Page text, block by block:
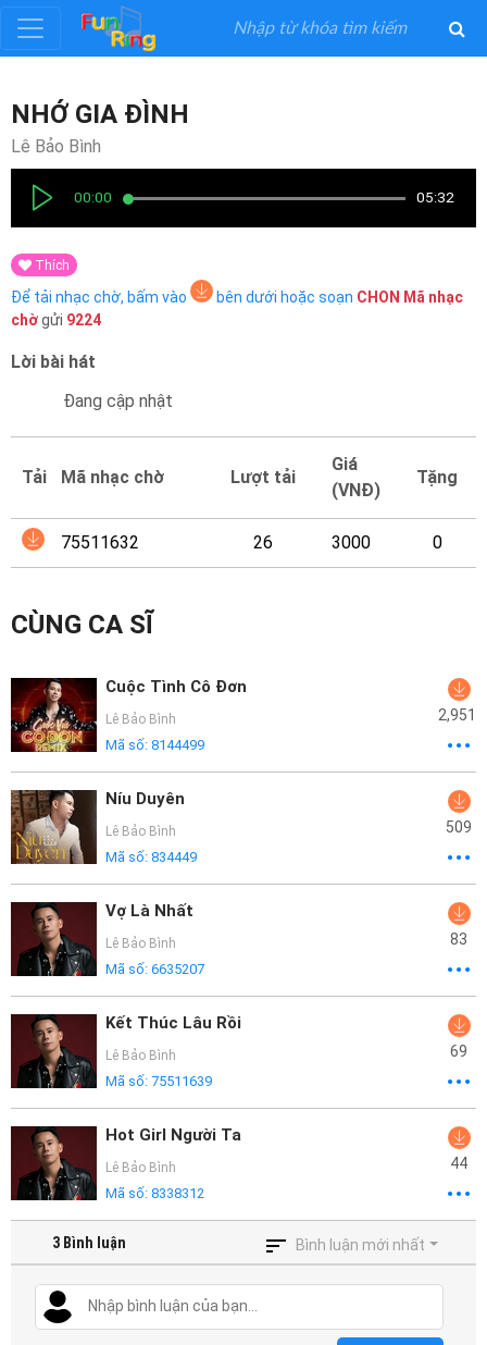
Đăng
ký
nhập
Thể
Loại
Nghệ
Mại
Hướng
Funring
Nghiệp
NHỚ GIA ĐÌNH
Lê Bảo Bình
00:00 05:32
Thích
Để tải nhạc chờ, bấm vào bên dưới hoặc soạn CHON Mã nhạc
chờgửi 9224
Lời bài hát
Đang cập nhật
Tải Mã nhạc chờ Lượt tải
Giá
(VNĐ)
Tặng
75511632 26 3000 0
CÙNG CA SĨ
Cuộc Tình Cô Đơn
Lê Bảo Bình
Mã số: 8144499
2,951
Níu Duyên
Lê Bảo Bình
Mã số: 834449
509
Vợ Là Nhất
Lê Bảo Bình
Mã số: 6635207
83
Kết Thúc Lâu Rồi
Lê Bảo Bình
Mã số: 75511639
69
Hot Girl Người Ta
Lê Bảo Bình
Mã số: 8338312
44
3 Bình luận Bình luận mới nhất